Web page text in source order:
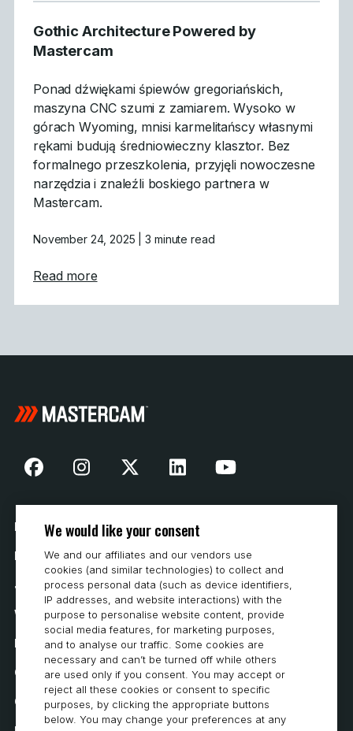
Gothic Architecture Powered by
Mastercam
Ponad dźwiękami śpiewów gregoriańskich,
maszyna CNC szumi z zamiarem. Wysoko w
górach Wyoming, mnisi karmelitańscy własnymi
rękami budują średniowieczny klasztor. Bez
formalnego przeszkolenia, przyjęli nowoczesne
narzędzia i znaleźli boskiego partnera w
Mastercam.
November 24, 2025 | 3 minute read
Read moreabout Gothic Architecture Powered by
Nasza historia
Kontakt
Jak kupować
Wymagania systemowe
Prywatność
Oświadczenie o ochronie prywatności
Oświadczenie o dostępności
We would like your consent
We and our affiliates and our vendors use
cookies (and similar technologies) to collect and
process personal data (such as device identifiers,
IP addresses, and website interactions) with the
purpose to personalise website content, provide
social media features, for marketing purposes,
and to analyse our traffic. Some cookies are
necessary and can’t be turned off while others
are used only if you consent. You may accept or
reject all these cookies or consent to specific
purposes, by clicking the appropriate buttons
below. You may change your preferences at any